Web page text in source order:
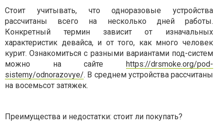
Стоит учитывать, что одноразовые устройства
рассчитаны всего на несколько дней работы.
Конкретный термин зависит от изначальных
характеристик девайса, и от того, как много человек
курит. Ознакомиться с разными вариантами под-систем
можно на сайте https://drsmoke.org/pod-
sistemy/odnorazovye/. В среднем устройства рассчитаны
на восемьсот затяжек.
Преимущества и недостатки: стоит ли покупать?